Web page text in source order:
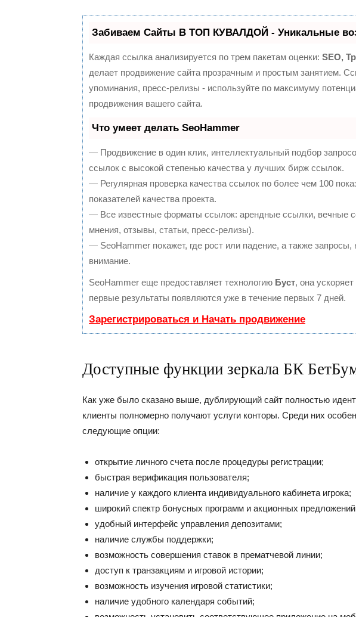
Забиваем Сайты В ТОП КУВАЛДОЙ - Уникальные
Каждая ссылка анализируется по трем пакетам оценки: SEO,
делает продвижение сайта прозрачным и простым занятием.
упоминания, пресс-релизы - используйте по максимуму
продвижения вашего сайта.
Что умеет делать SeoHammer
— Продвижение в один клик, интеллектуальный подбор
ссылок с высокой степенью качества у лучших бирж ссылок.
— Регулярная проверка качества ссылок по более чем 100
показателей качества проекта.
— Все известные форматы ссылок: арендные ссылки, вечные
мнения, отзывы, статьи, пресс-релизы).
— SeoHammer покажет, где рост или падение, а также запросы,
внимание.
SeoHammer еще предоставляет технологию Буст, она
первые результаты появляются уже в течение первых 7 дней.
Зарегистрироваться и Начать продвижение
Доступные функции зеркала БК
Как уже было сказано выше, дублирующий сайт полностью
клиенты полномерно получают услуги конторы. Среди них
следующие опции:
открытие личного счета после процедуры регистрации;
быстрая верификация пользователя;
наличие у каждого клиента индивидуального кабинета игрока;
широкий спектр бонусных программ и акционных
удобный интерфейс управления депозитами;
наличие службы поддержки;
возможность совершения ставок в прематчевой линии;
доступ к транзакциям и игровой истории;
возможность изучения игровой статистики;
наличие удобного календаря событий;